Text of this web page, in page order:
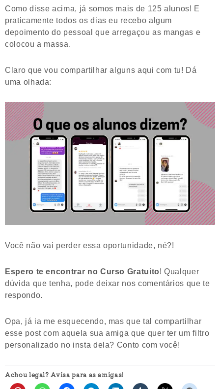
Como disse acima, já somos mais de 125 alunos! E
praticamente todos os dias eu recebo algum
depoimento do pessoal que arregaçou as mangas e
colocou a massa.
Claro que vou compartilhar alguns aqui com tu! Dá
uma olhada:
Você não vai perder essa oportunidade, né?!
Espero te encontrar no Curso Gratuito! Qualquer
dúvida que tenha, pode deixar nos comentários que te
respondo.
Opa, já ia me esquecendo, mas que tal compartilhar
esse post com aquela sua amiga que quer ter um filtro
personalizado no insta dela? Conto com você!
Achou legal? Avisa para as amigas!